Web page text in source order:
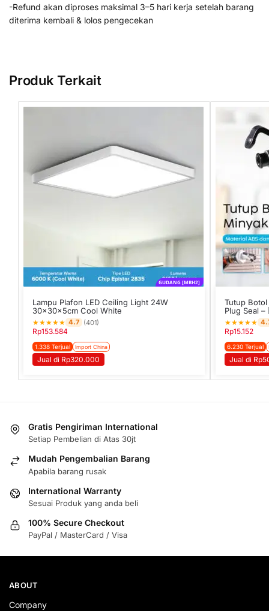
-Refund akan diproses maksimal 3–5 hari kerja setelah barang
diterima kembali & lolos pengecekan
Produk Terkait
GUDANG [MRH2]
Lampu Plafon LED Ceiling Light 24W
30x30x5cm Cool White
★★★★★ 4.7 (401)
Rp153.584
1.338 Terjual Import China
Jual di Rp320.000
Tutup
Plug Seal –
★★★★★
Rp15.152
6.230 Terjual
Jual di
Gratis Pengiriman International
Setiap Pembelian di Atas 30jt
Mudah Pengembalian Barang
Apabila barang rusak
International Warranty
Sesuai Produk yang anda beli
100% Secure Checkout
PayPal / MasterCard / Visa
ABOUT
Company